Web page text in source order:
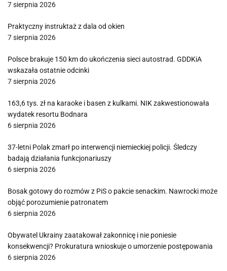
7 sierpnia 2026
Praktyczny instruktaż z dala od okien
7 sierpnia 2026
Polsce brakuje 150 km do ukończenia sieci autostrad. GDDKiA
wskazała ostatnie odcinki
7 sierpnia 2026
163,6 tys. zł na karaoke i basen z kulkami. NIK zakwestionowała
wydatek resortu Bodnara
6 sierpnia 2026
37-letni Polak zmarł po interwencji niemieckiej policji. Śledczy
badają działania funkcjonariuszy
6 sierpnia 2026
Bosak gotowy do rozmów z PiS o pakcie senackim. Nawrocki może
objąć porozumienie patronatem
6 sierpnia 2026
Obywatel Ukrainy zaatakował zakonnicę i nie poniesie
konsekwencji? Prokuratura wnioskuje o umorzenie postępowania
6 sierpnia 2026